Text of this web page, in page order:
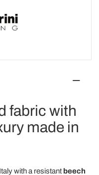
fabric with
made in
with a resistant beech